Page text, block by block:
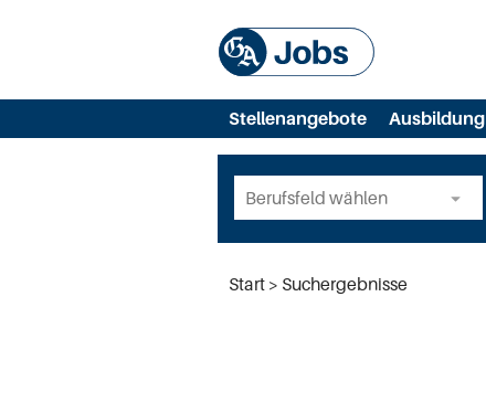
Stellenangebote Ausbildung
Start Suchergebnisse